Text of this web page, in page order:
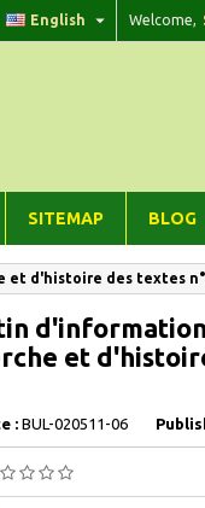
Welcome,
English 
SITEMAP BLOG
d'histoire des textes n°
et
: BUL-020511-06